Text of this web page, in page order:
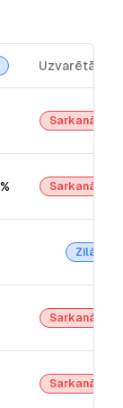
Uzvarētājs
Sarkanā
Sarkanā
Zilā
Sarkanā
Sarkanā